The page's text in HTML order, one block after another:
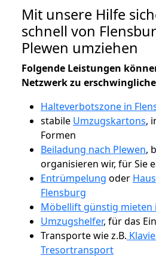
Mit unsere Hilfe
schnell von
Plewen umziehen
Folgende Leistungen
Netzwerk zu
Halteverbotszone in
stabile Umzugskartons,
Formen
Beiladung nach Plewen,
organisieren wir, für Sie
Entrümpelung oder
Flensburg
Möbellift günstig mieten
Umzugshelfer, für das
Transporte wie z.B.
Tresortransport